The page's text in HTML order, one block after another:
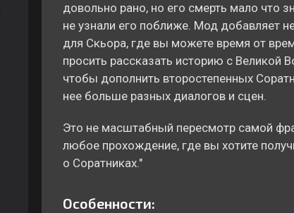
довольно рано, но его смерть мало что
не узнали его поближе. Мод добавляет
для Скьора, где вы можете время от
просить рассказать историю с Великой
чтобы дополнить второстепенных
нее больше разных диалогов и сцен.
Это не масштабный пересмотр самой
любое прохождение, где вы хотите
о Соратниках."
Особенности: